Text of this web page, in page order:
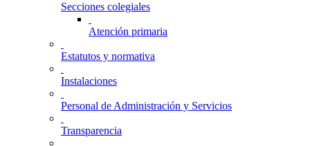
Secciones colegiales
Atención primaria
Estatutos y normativa
Instalaciones
Personal de Administración y Servicios
Transparencia